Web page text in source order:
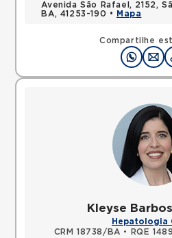
Compartilhe
Avenida São Rafael, 2152,
BA, 41253-190 •
Mapa
Kleyse
Hepatologia
CRM 18738/BA •
RQE